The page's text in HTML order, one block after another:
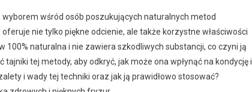
wśród osób poszukujących naturalnych metod
nie tylko piękne odcienie, ale także korzystne właściwości
naturalna i nie zawiera szkodliwych substancji, co czyni ją
tej metody, aby odkryć, jak może ona wpłynąć na kondycję i
i wady tej techniki oraz jak ją prawidłowo stosować?